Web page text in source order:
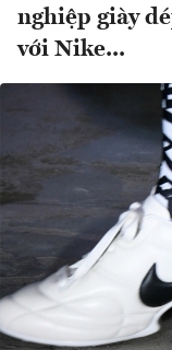
nghiệp giày
với Nike...